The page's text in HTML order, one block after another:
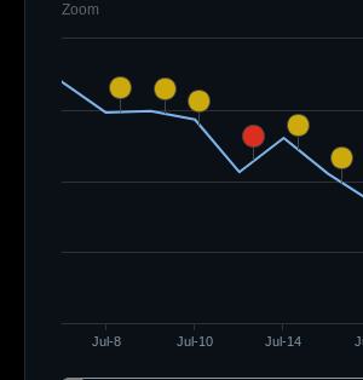
Zoom
Jul-8 Jul-10 Jul-14